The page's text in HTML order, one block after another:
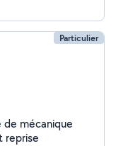
Particulier
et reprise